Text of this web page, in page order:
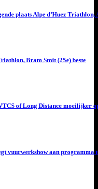
plaats Alpe d’Huez Triathlon,
Bram Smit (25e) beste
of Long Distance moeilijker
vuurwerkshow aan programma